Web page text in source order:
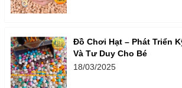
Đồ Chơi Hạt – Phát Triển
Và Tư Duy Cho Bé
18/03/2025